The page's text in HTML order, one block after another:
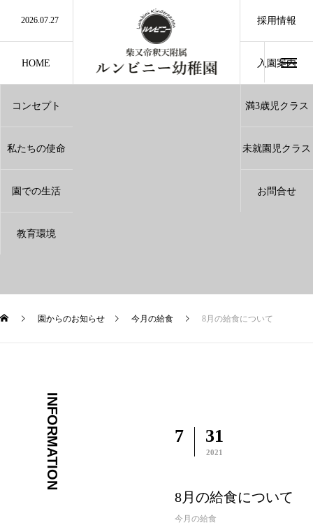
HOME
コンセプト
私たちの使命
園での生活
教育環境
入園案内
満3歳児クラス
未就園児クラス
お問合せ
2026.07.27 夏休み中のお問い合わせに関しまして
誰でも通園制度利用について
2026.07.10 9月のランチ（給食）
8月のランチ（給食）
2026.07.3 小学3.4.5年生のみなさんへ
採用情報
園からのお知らせ 今月の給食 8月の給食について
INFORMATION 7 31
2021
8月の給食について
今月の給食